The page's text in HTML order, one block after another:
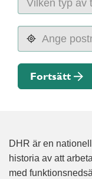
Fortsätt
DHR är en
historia av att
med